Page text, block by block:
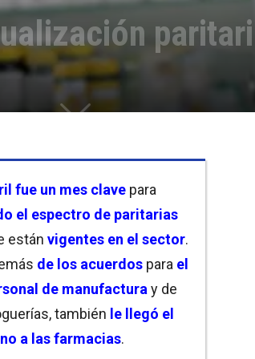
fue un mes clave para
el espectro de paritarias
están vigentes en el sector.
de los acuerdos para el
de manufactura y de
también le llegó el
a las farmacias.